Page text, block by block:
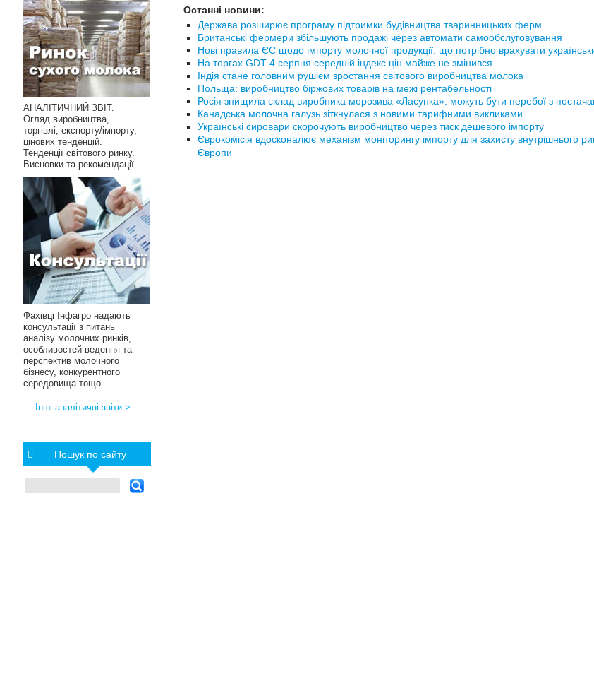
Останні новини:
Держава розширює програму підтримки будівництва тваринницьких ферм
Британські фермери збільшують продажі через автомати самообслуговування
Нові правила ЄС щодо імпорту молочної продукції: що потрібно врахувати
На торгах GDT 4 серпня середній індекс цін майже не змінився
Індія стане головним рушієм зростання світового виробництва молока
Польща: виробництво біржових товарів на межі рентабельності
Росія знищила склад виробника морозива «Ласунка»: можуть бути перебої з
Канадська молочна галузь зіткнулася з новими тарифними викликами
Українські сировари скорочують виробництво через тиск дешевого імпорту
Єврокомісія вдосконалює механізм моніторингу імпорту для захисту внутрішнього
Європи
АНАЛІТИЧНИЙ ЗВІТ.
Огляд виробництва,
торгівлі, експорту/імпорту,
цінових тенденцій.
Тенденції світового ринку.
Висновки та рекомендації
Фахівці Інфагро надають
консультації з питань
аналізу молочних ринків,
особливостей ведення та
перспектив молочного
бізнесу, конкурентного
середовища тощо.
Інші аналітичні звіти >
Пошук по сайту